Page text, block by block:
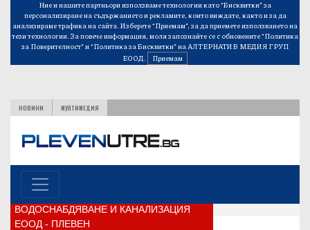
Ние и нашите партньори използваме технологии като “Бисквитки” за
персонализиране на съдържанието и рекламите, които виждате, както и за да
анализираме трафика на сайта. Изберете “Приемам”, за да приемете използването на
тези технологии. За повече информация, моля запознайте се с обновените“Политика
за Поверителност”и“Политика за Бисквитки”на АЛТЕРНАТИВ МЕДИЯ ГРУП
ЕООД.
Приемам
НОВИНИ МУЛТИМЕДИЯ
ВОДОСНАБДЯВАНЕ И КАНАЛИЗАЦИЯ
ЕООД - ПЛЕВЕН